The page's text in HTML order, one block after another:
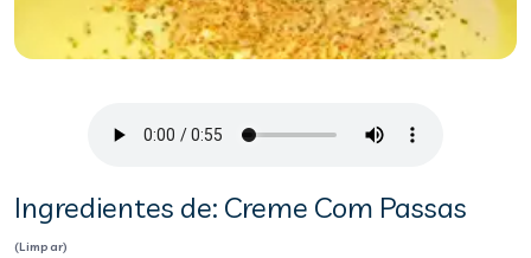
Ingredientes de: Creme Com Passas
(Limpar)